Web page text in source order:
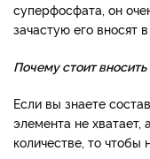
суперфосфата, он
зачастую его вносят
Почему стоит
Если вы знаете
элемента не хватает,
количестве, то